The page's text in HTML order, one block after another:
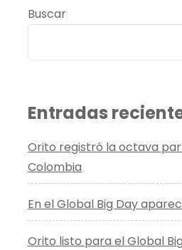
Buscar
Entradas
Orito registró la octava
Colombia
En el Global Big Day
Orito listo para el Global